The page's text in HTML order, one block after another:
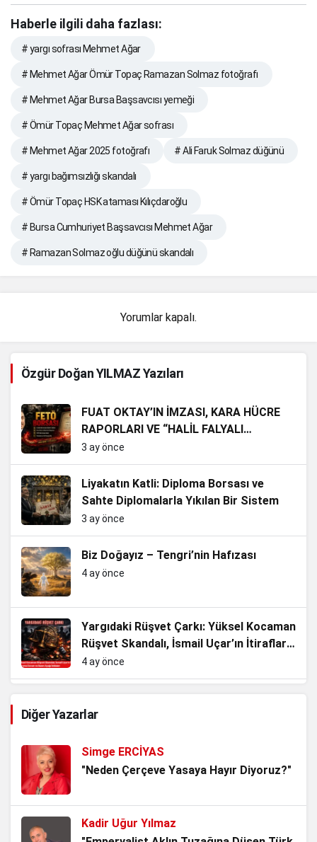
Haberle ilgili daha fazlası:
# yargı sofrası Mehmet Ağar
# Mehmet Ağar Ömür Topaç Ramazan Solmaz fotoğrafı
# Mehmet Ağar Bursa Başsavcısı yemeği
# Ömür Topaç Mehmet Ağar sofrası
# Mehmet Ağar 2025 fotoğrafı # Ali Faruk Solmaz düğünü
# yargı bağımsızlığı skandalı
# Ömür Topaç HSK ataması Kılıçdaroğlu
# Bursa Cumhuriyet Başsavcısı Mehmet Ağar
# Ramazan Solmaz oğlu düğünü skandalı
Yorumlar kapalı.
Özgür Doğan YILMAZ Yazıları
FUAT OKTAY’IN İMZASI, KARA HÜCRE
RAPORLARI VE “HALİL FALYALI
YAŞIYOR” DOSYASI BAĞLANTILARI
3 ay önce
Liyakatın Katli: Diploma Borsası ve
Sahte Diplomalarla Yıkılan Bir Sistem
3 ay önce
Biz Doğayız – Tengri’nin Hafızası
4 ay önce
Yargıdaki Rüşvet Çarkı: Yüksel Kocaman
Rüşvet Skandalı, İsmail Uçar’ın İtirafları,
HSK’nın Koruma Duvarı ve Basın Ayağı
İddiaları
4 ay önce
karışıyorsun!
Utanç Zinciri: Türk Bayrağına Saldırı
Diğer Yazarlar
Simge ERCİYAS
"Neden Çerçeve Yasaya Hayır Diyoruz?"
Kadir Uğur Yılmaz